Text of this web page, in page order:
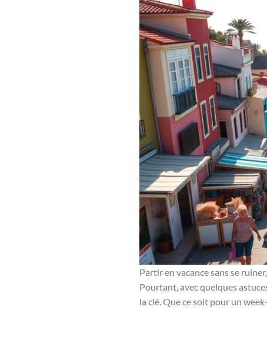
Partir en vacance sans se
Pourtant, avec quelques
la clé. Que ce soit pour un